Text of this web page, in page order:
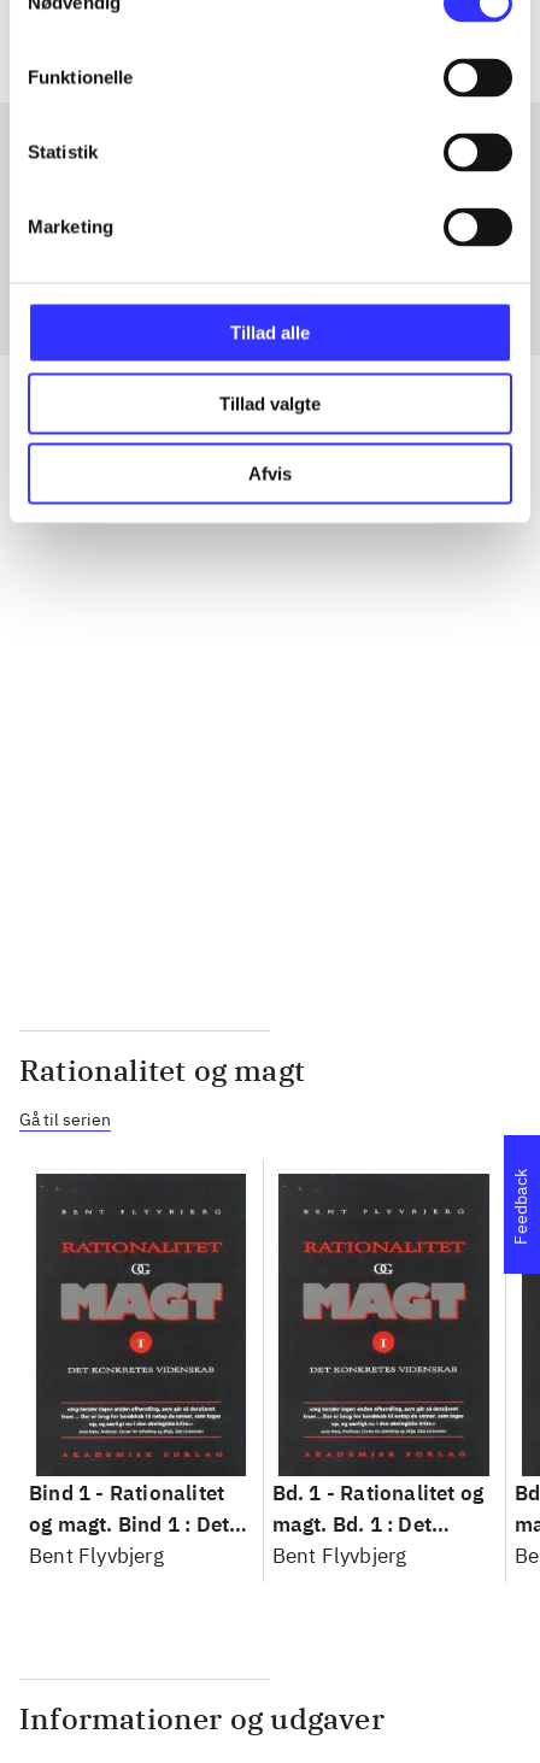
Funktionelle
Statistik
Marketing
Tillad alle
Tillad valgte
Afvis
Fra
Alle registrerede artikler fordelt på udgivelser
Rationalitet og magt
Gå til serien
Bind 1 - Rationalitet
og magt. Bind 1 : Det
konkretes videnskab
Bent Flyvbjerg
Bd. 1 - Rationalitet og
magt. Bd. 1 : Det
konkretes videnskab
Bent Flyvbjerg
Informationer og udgaver
Feedback